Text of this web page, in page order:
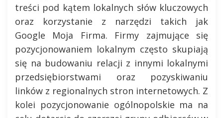
treści pod kątem lokalnych słów kluczowych
oraz korzystanie z narzędzi takich jak
Google Moja Firma. Firmy zajmujące się
pozycjonowaniem lokalnym często skupiają
się na budowaniu relacji z innymi lokalnymi
przedsiębiorstwami oraz pozyskiwaniu
linków z regionalnych stron internetowych. Z
kolei pozycjonowanie ogólnopolskie ma na